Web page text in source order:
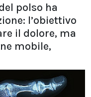
polso ha
l’obiettivo
il dolore, ma
mobile,